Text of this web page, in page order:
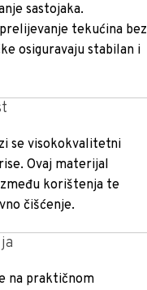
sastojaka.
tekućina bez
osiguravaju stabilan i
se visokokvalitetni
Ovaj materijal
korištenja te
čišćenje.
na praktičnom